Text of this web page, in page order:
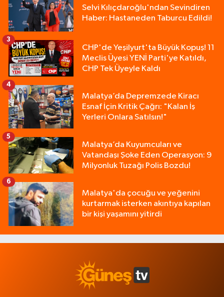
Selvi Kılıçdaroğlu'ndan Sevindiren
Haber: Hastaneden Taburcu Edildi!
CHP'de Yeşilyurt'ta Büyük Kopuş! 11
Meclis Üyesi YENİ Parti'ye Katıldı,
CHP Tek Üyeyle Kaldı
3
Malatya’da Depremzede Kiracı
Esnaf İçin Kritik Çağrı: "Kalan İş
Yerleri Onlara Satılsın!"
4
Malatya’da Kuyumcuları ve
Vatandaşı Şoke Eden Operasyon: 9
Milyonluk Tuzağı Polis Bozdu!
5
Malatya'da çocuğu ve yeğenini
kurtarmak isterken akıntıya kapılan
bir kişi yaşamını yitirdi
6